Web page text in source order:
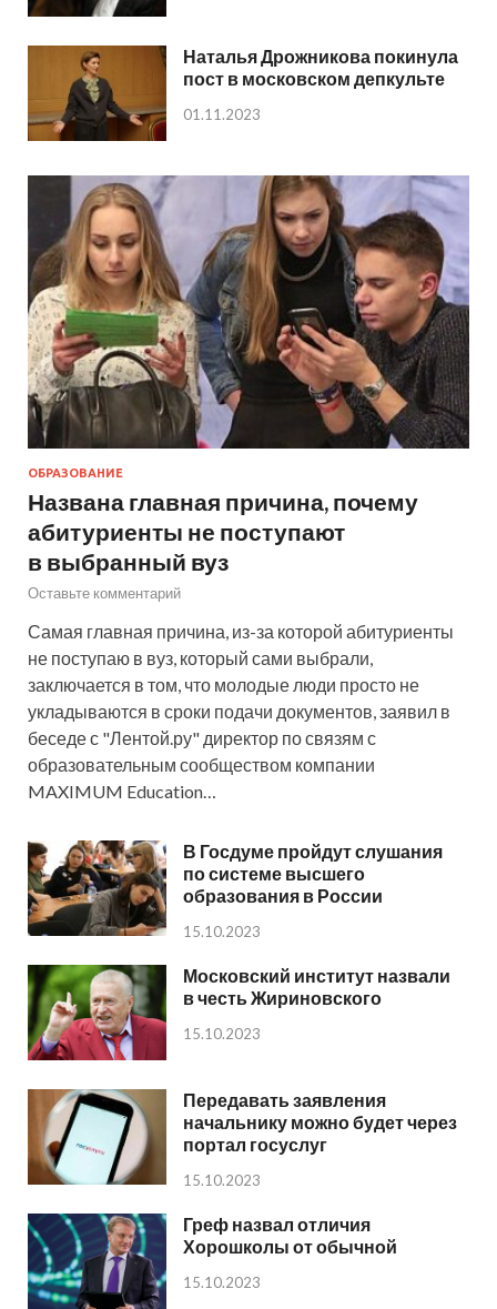
Наталья Дрожникова покинула
пост в московском депкульте
01.11.2023
ОБРАЗОВАНИЕ
Названа главная причина, почему
абитуриенты не поступают
в выбранный вуз
Оставьте комментарий
Самая главная причина, из-за которой абитуриенты
не поступаю в вуз, который сами выбрали,
заключается в том, что молодые люди просто не
укладываются в сроки подачи документов, заявил в
беседе с "Лентой.ру" директор по связям с
образовательным сообществом компании
MAXIMUM Education…
В Госдуме пройдут слушания
по системе высшего
образования в России
15.10.2023
Московский институт назвали
в честь Жириновского
15.10.2023
Передавать заявления
начальнику можно будет через
портал госуслуг
15.10.2023
Греф назвал отличия
Хорошколы от обычной
15.10.2023